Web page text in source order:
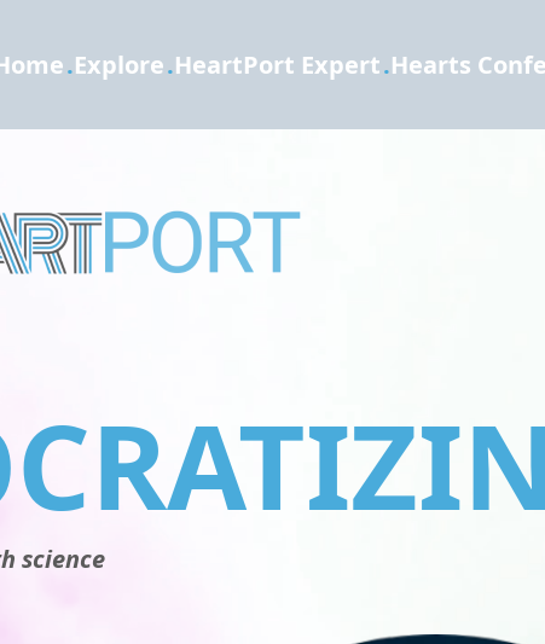
.Explore.HeartPort Expert.Hearts
science